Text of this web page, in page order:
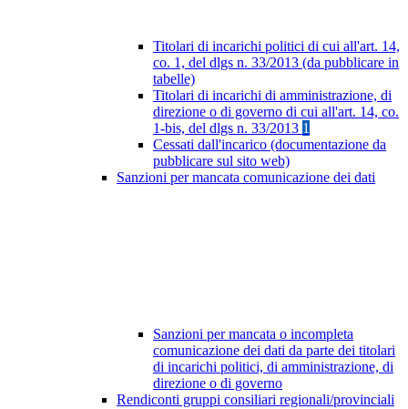
Titolari di incarichi politici di cui all'art. 14,
co. 1, del dlgs n. 33/2013 (da pubblicare in
tabelle)
Titolari di incarichi di amministrazione, di
direzione o di governo di cui all'art. 14, co.
1-bis, del dlgs n. 33/2013 1
Cessati dall'incarico (documentazione da
pubblicare sul sito web)
Sanzioni per mancata comunicazione dei dati
Sanzioni per mancata o incompleta
comunicazione dei dati da parte dei titolari
di incarichi politici, di amministrazione, di
direzione o di governo
Rendiconti gruppi consiliari regionali/provinciali